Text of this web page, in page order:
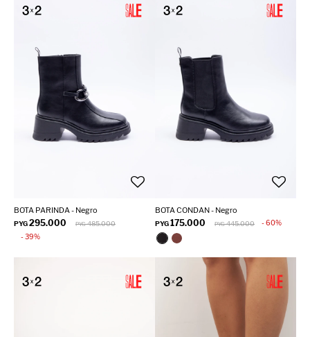
BOTA PARINDA - Negro
PYG295.000 PYG 485.000
39
BOTA CONDAN - Negro
PYG175.000 PYG 445.000 60